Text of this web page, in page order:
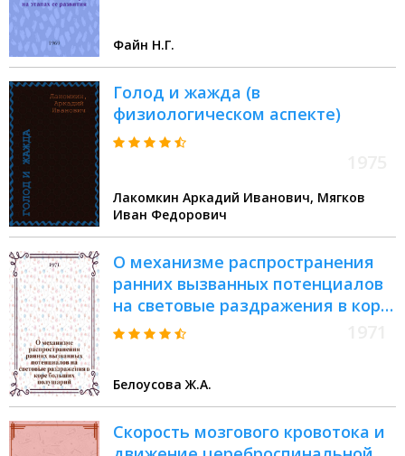
степени канд. биол. наук : (099)
Файн Н.Г.
Голод и жажда (в
физиологическом аспекте)
Лакомкин Аркадий Иванович, Мягков
Иван Федорович
О механизме распространения
ранних вызванных потенциалов
на световые раздражения в коре
больших полушарий : Автореф.
Белоусова Ж.А.
Скорость мозгового кровотока и